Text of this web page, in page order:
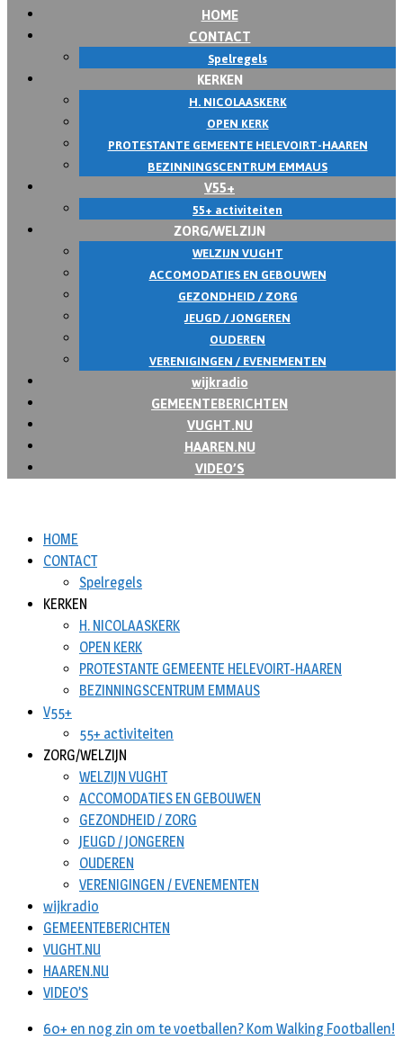
HOME
CONTACT
Spelregels
KERKEN
H. NICOLAASKERK
OPEN KERK
PROTESTANTE GEMEENTE HELEVOIRT-HAAREN
BEZINNINGSCENTRUM EMMAUS
V55+
55+ activiteiten
ZORG/WELZIJN
WELZIJN VUGHT
ACCOMODATIES EN GEBOUWEN
GEZONDHEID / ZORG
JEUGD / JONGEREN
OUDEREN
VERENIGINGEN / EVENEMENTEN
wijkradio
GEMEENTEBERICHTEN
VUGHT.NU
HAAREN.NU
VIDEO’S
HOME
CONTACT
Spelregels
KERKEN
H. NICOLAASKERK
OPEN KERK
PROTESTANTE GEMEENTE HELEVOIRT-HAAREN
BEZINNINGSCENTRUM EMMAUS
V55+
55+ activiteiten
ZORG/WELZIJN
WELZIJN VUGHT
ACCOMODATIES EN GEBOUWEN
GEZONDHEID / ZORG
JEUGD / JONGEREN
OUDEREN
VERENIGINGEN / EVENEMENTEN
wijkradio
GEMEENTEBERICHTEN
VUGHT.NU
HAAREN.NU
VIDEO’S
60+ en nog zin om te voetballen? Kom Walking Footballen!